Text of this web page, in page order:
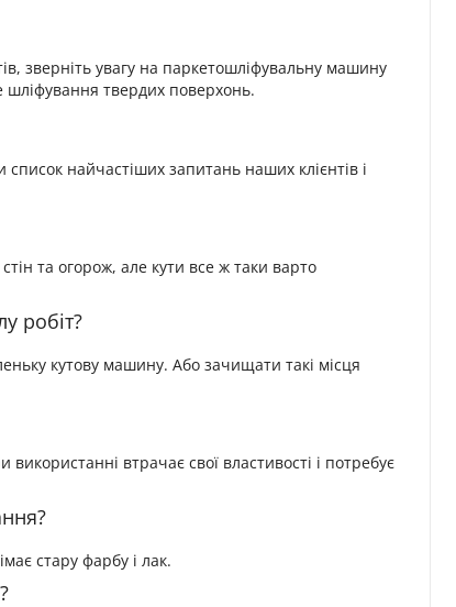
зверніть увагу на паркетошліфувальну машину
шліфування твердих поверхонь.
найчастіших запитань наших клієнтів і
та огорож, але кути все ж таки варто
робіт?
кутову машину. Або зачищати такі місця
втрачає свої властивості і потребує
стару фарбу і лак.